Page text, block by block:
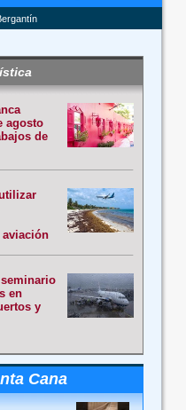
agosto
de
seminario
en
y
Cana